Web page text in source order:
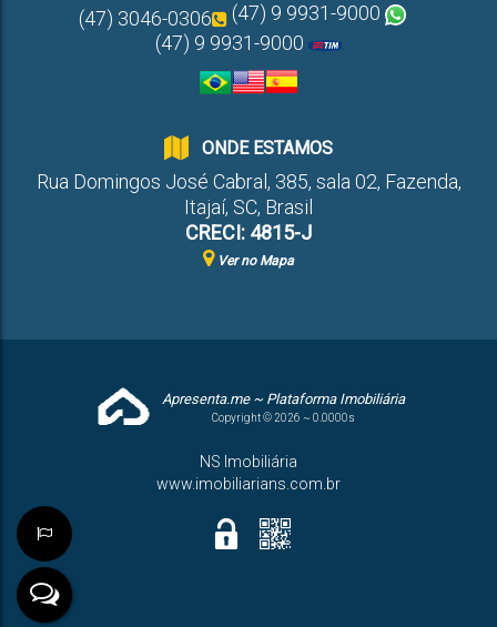
(47) 3046-0306
(47) 9 9931-9000
(47) 9 9931-9000
ONDE ESTAMOS
Rua Domingos José Cabral , 385, sala 02, Fazenda,
Itajaí, SC, Brasil
CRECI: 4815-J
Ver no Mapa
Apresenta.me ~ Plataforma Imobiliária
Copyright © 2026 ~ 0.0000s
NS Imobiliária
www.imobiliarians.com.br